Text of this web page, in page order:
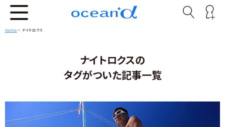
Home > ナイトロクス
ナイトロクスの
タグがついた記事一覧